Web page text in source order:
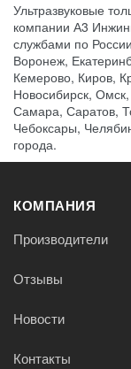
Ультразвуковые
компании А3
службами по
Воронеж,
Кемерово, Киров,
Новосибирск,
Самара, Саратов,
Чебоксары,
города.
КОМПАНИЯ
Производители
Отзывы
Новости
Контакты